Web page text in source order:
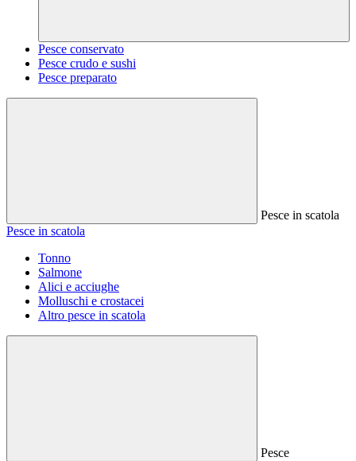
Pesce conservato
Pesce crudo e sushi
Pesce preparato
Pesce in scatola
Pesce in scatola
Tonno
Salmone
Alici e acciughe
Molluschi e crostacei
Altro pesce in scatola
Pesce